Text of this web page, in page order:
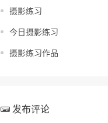
摄影练习
今日摄影练习
摄影练习作品
发布评论